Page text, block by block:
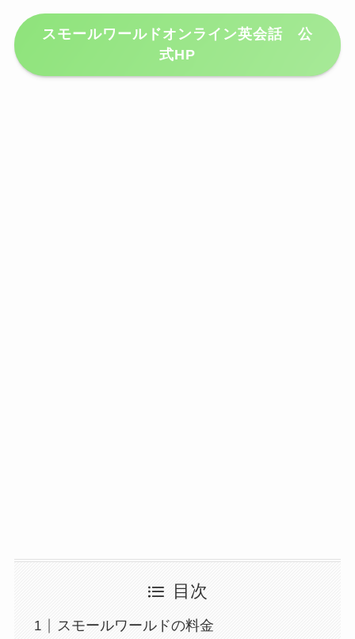
スモールワールドオンライン英会話 公
式HP
目次
スモールワールドの料金